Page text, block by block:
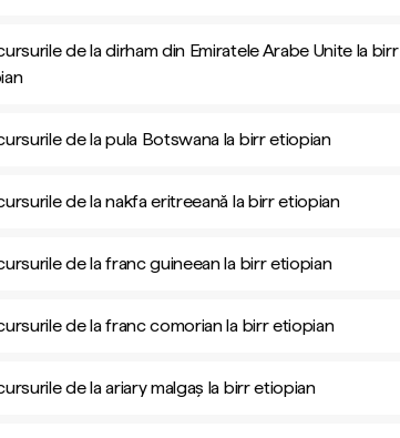
de la dirham din Emiratele Arabe Unite la birr
de la pula Botswana la birr etiopian
de la nakfa eritreeană la birr etiopian
de la franc guineean la birr etiopian
de la franc comorian la birr etiopian
de la ariary malgaș la birr etiopian